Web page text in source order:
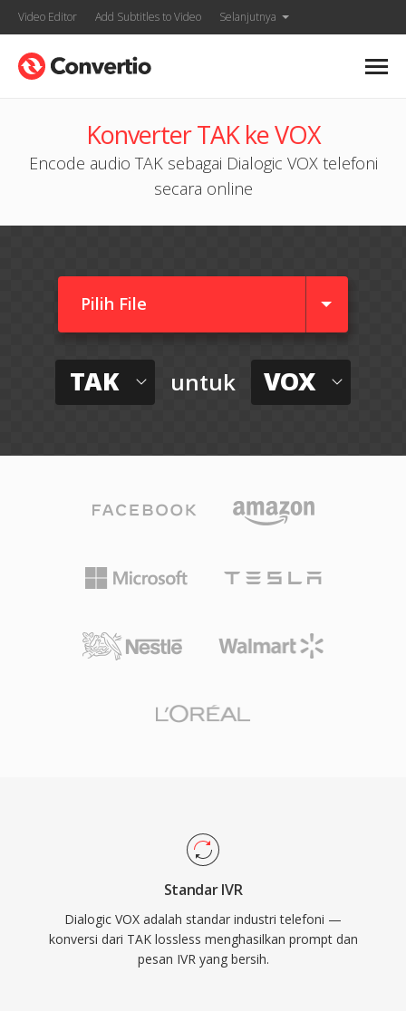
Video Editor Add Subtitles to Video Selanjutnya
Konverter TAK ke VOX
Encode audio TAK sebagai Dialogic VOX telefoni
secara online
Pilih File
TAK untuk VOX
Standar IVR
Dialogic VOX adalah standar industri telefoni —
konversi dari TAK lossless menghasilkan prompt dan
pesan IVR yang bersih.